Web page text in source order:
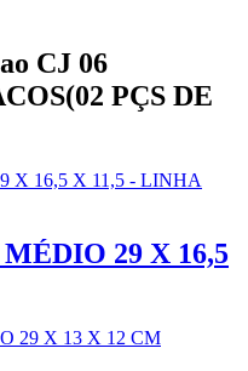
CJ 06
PÇS DE
29 X 16,5